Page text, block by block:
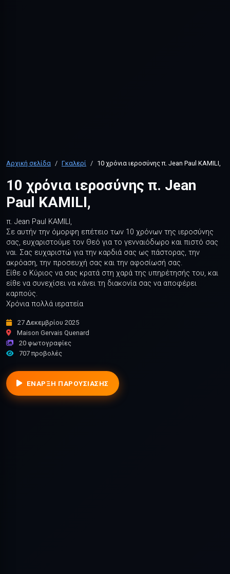
Αρχική σελίδα Γκαλερί 10 χρόνια ιεροσύνης π. Jean Paul KAMILI,
10 χρόνια ιεροσύνης π. Jean
Paul KAMILI,
π. Jean Paul KAMILI,
Σε αυτήν την όμορφη επέτειο των 10 χρόνων της ιεροσύνης
σας, ευχαριστούμε τον Θεό για το γενναιόδωρο και πιστό σας
ναι. Σας ευχαριστώ για την καρδιά σας ως πάστορας, την
ακρόαση, την προσευχή σας και την αφοσίωσή σας.
Είθε ο Κύριος να σας κρατά στη χαρά της υπηρέτησής του, και
είθε να συνεχίσει να κάνει τη διακονία σας να αποφέρει
καρπούς.
Χρόνια πολλά ιερατεία
27 Δεκεμβρίου 2025
Maison Gervais Quenard
20 φωτογραφίες
707 προβολές
ΈΝΑΡΞΗ ΠΑΡΟΥΣΊΑΣΗΣ